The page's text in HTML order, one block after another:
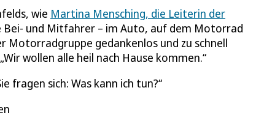
wie Martina Mensching, die Leiterin der
Bei- und Mitfahrer – im Auto, auf dem Motorrad
Motorradgruppe gedankenlos und zu schnell
wollen alle heil nach Hause kommen.“
fragen sich: Was kann ich tun?